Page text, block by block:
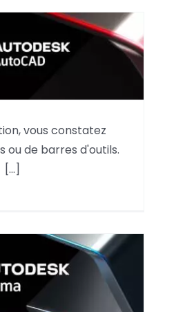
des
menu d’une
vous constatez
ou de barres d'outils.
[...]